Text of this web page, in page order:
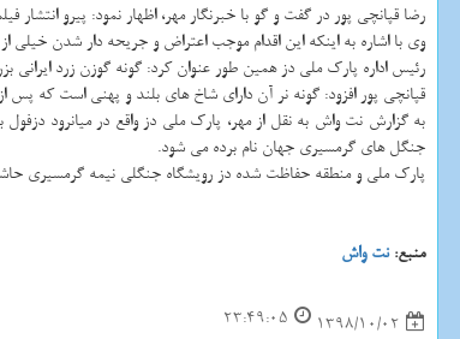
رضا قپانچی پور در گفت و گو با خبرنگار مهر، اظهار نمود: پیرو انتشار فیلمی با سوژه «آزار و اذیت
وی با اشاره به اینكه این اقدام موجب اعتراض و جریحه دار شدن خیلی از هم
رئیس اداره پارك ملی دز همین طور عنوان كرد: گونه گوزن زرد ایرانی بزرگ تر از شوكا و كوچك تر از مرال (۲ گوزن دیگر بومی ایران) است و خال
قپانچی پور افزود: گونه نر آن دارای شاخ های بلند و پهنی است كه
جنگل های گرمسیری جهان نام برده می شود.
پارك ملی و منطقه حفاظت شده دز رویشگاه جنگلی نیمه گرمسیری
منبع:نت واش
1398/10/02
23:49:05